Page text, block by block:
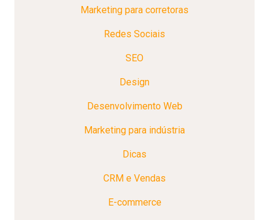
Marketing para corretoras
Redes Sociais
SEO
Design
Desenvolvimento Web
Marketing para indústria
Dicas
CRM e Vendas
E-commerce